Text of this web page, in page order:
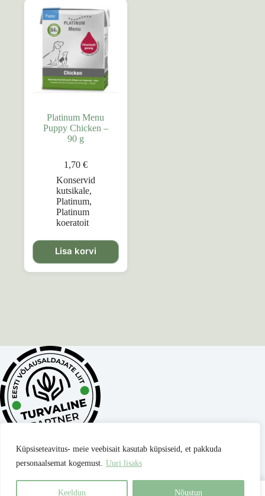
Küpsiseteavitus- meie veebisait kasutab küpsiseid, et pakkuda
personaalsemat kogemust. Uuri lisaks
Keeldun Nõustun
Platinum Menu
Puppy Chicken –
90 g
1,70 €
Konservid
kutsikale,
Platinum,
Platinum
koeratoit
Lisa korvi
Privaatsuspoliitika
Müügitingimused
Parima hinna garantii